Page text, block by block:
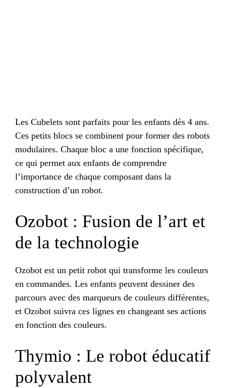
Les Cubelets sont parfaits pour les enfants dès 4 ans.
Ces petits blocs se combinent pour former des robots
modulaires. Chaque bloc a une fonction spécifique,
ce qui permet aux enfants de comprendre
l’importance de chaque composant dans la
construction d’un robot.
Ozobot : Fusion de l’art et
de la technologie
Ozobot est un petit robot qui transforme les couleurs
en commandes. Les enfants peuvent dessiner des
parcours avec des marqueurs de couleurs différentes,
et Ozobot suivra ces lignes en changeant ses actions
en fonction des couleurs.
Thymio : Le robot éducatif
polyvalent